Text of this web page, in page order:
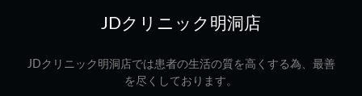
JDクリニック明洞店
JDクリニック明洞店では患者の生活の質を高くする為、最善
を尽くしております。